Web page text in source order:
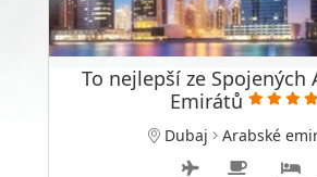
To nejlepší ze Spojených
Emirátů
Dubaj Arabské